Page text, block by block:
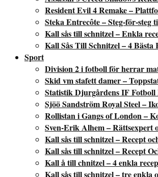
Resident Evil 4 Remake –
Steka Entrecôte – Steg-för-steg
Kall sås till schnitzel – Enkla
Kall Sås Till Schnitzel – 4 Bästa
Sport
Division 2 i fotboll för herrar
Skid vm stafett damer –
Statistik Djurgårdens IF
Sjöö Sandström Royal Steel –
Rollistan i Gangs of London –
Sven-Erik Alhem – Rättsexpert
Kall sås till schnitzel – Recept
Kall sås till schnitzel – Recept
Kall å till chnitzel – 4 enkla
Kall sås till schnitzel – tre enkla